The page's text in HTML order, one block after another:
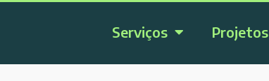
Serviços Projetos